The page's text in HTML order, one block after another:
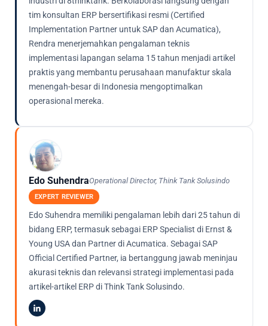
tim konsultan ERP bersertifikasi resmi (Certified
Implementation Partner untuk SAP dan Acumatica),
Rendra menerjemahkan pengalaman teknis
implementasi lapangan selama 15 tahun menjadi artikel
praktis yang membantu perusahaan manufaktur skala
menengah-besar di Indonesia mengoptimalkan
operasional mereka.
Edo SuhendraOperational Director, Think Tank Solusindo
EXPERT REVIEWER
Edo Suhendra memiliki pengalaman lebih dari 25 tahun di
bidang ERP, termasuk sebagai ERP Specialist di Ernst &
Young USA dan Partner di Acumatica. Sebagai SAP
Official Certified Partner, ia bertanggung jawab meninjau
akurasi teknis dan relevansi strategi implementasi pada
artikel-artikel ERP di Think Tank Solusindo.